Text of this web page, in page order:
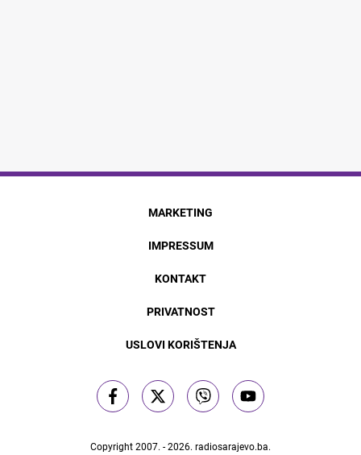
MARKETING
IMPRESSUM
KONTAKT
PRIVATNOST
USLOVI KORIŠTENJA
Copyright 2007. - 2026. radiosarajevo.ba.